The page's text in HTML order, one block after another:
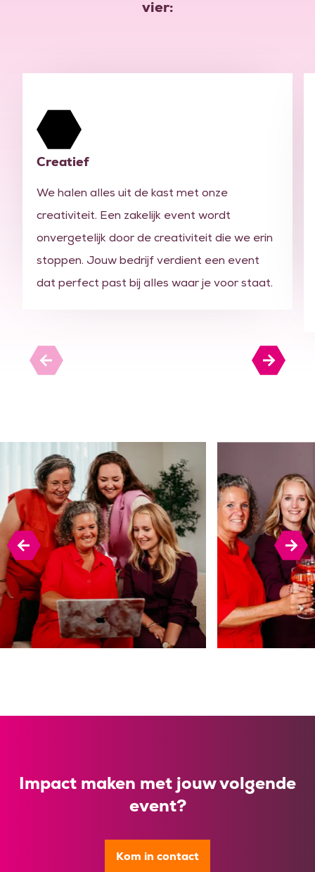
vier:
Creatief
We halen alles uit de kast met onze
creativiteit. Een zakelijk event wordt
onvergetelijk door de creativiteit die we erin
stoppen. Jouw bedrijf verdient een event
dat perfect past bij alles waar je voor staat.
Impact maken met jouw volgende
event?
Kom in contact